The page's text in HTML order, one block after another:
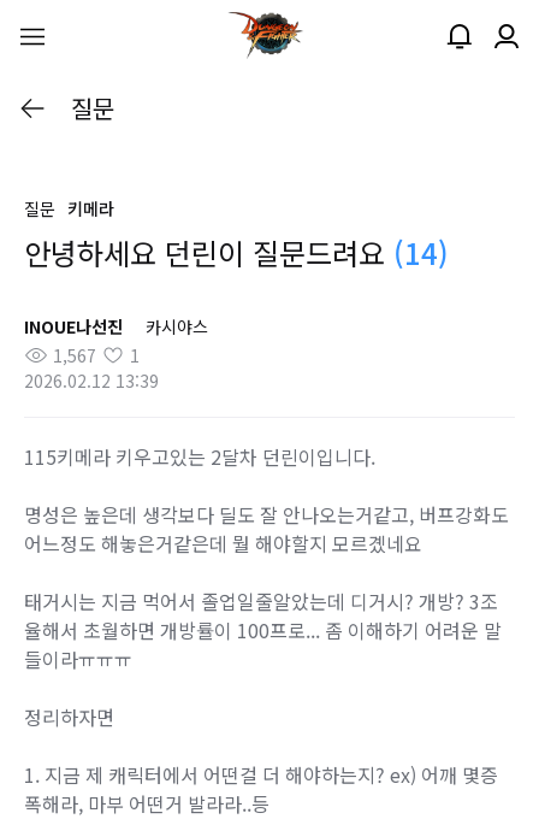
질문
질문 키메라
안녕하세요 던린이 질문드려요 (14)
INOUE나선진
카시야스
1,567
1
2026.02.12 13:39
115키메라 키우고있는 2달차 던린이입니다.
명성은 높은데 생각보다 딜도 잘 안나오는거같고, 버프강화도
어느정도 해놓은거같은데 뭘 해야할지 모르곘네요
태거시는 지금 먹어서 졸업일줄알았는데 디거시? 개방? 3조
율해서 초월하면 개방률이 100프로... 좀 이해하기 어려운 말
들이라ㅠㅠㅠ
정리하자면
1. 지금 제 캐릭터에서 어떤걸 더 해야하는지? ex) 어깨 몇증
폭해라, 마부 어떤거 발라라..등